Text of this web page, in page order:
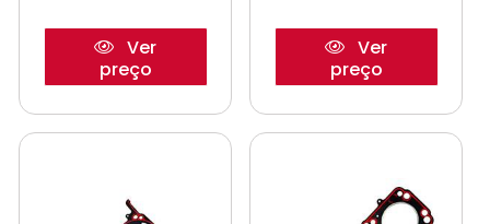
Ver
preço
Ver
preço